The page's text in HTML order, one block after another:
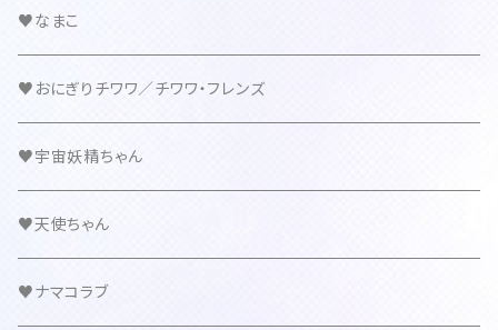
♥なまこ
♥おにぎりチワワ／チワワ・フレンズ
♥宇宙妖精ちゃん
♥天使ちゃん
♥ナマコラブ